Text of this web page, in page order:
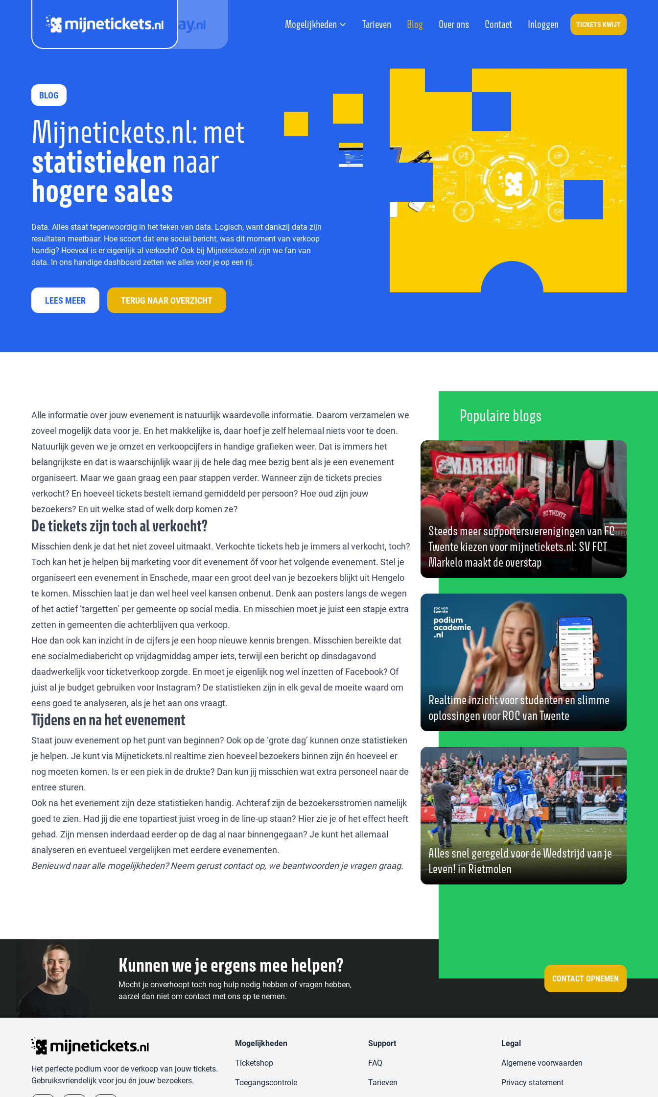
Mogelijkheden Tarieven Blog Over ons Contact Inloggen TICKETS KWIJT
BLOG
Mijnetickets.nl: met
statistieken naar
hogere sales
Data. Alles staat tegenwoordig in het teken van data. Logisch, want dankzij data zijn
resultaten meetbaar. Hoe scoort dat ene social bericht, was dit moment van verkoop
handig? Hoeveel is er eigenlijk al verkocht? Ook bij Mijnetickets.nl zijn we fan van
data. In ons handige dashboard zetten we alles voor je op een rij.
LEES MEER TERUG NAAR OVERZICHT
Alle informatie over jouw evenement is natuurlijk waardevolle informatie. Daarom verzamelen we
zoveel mogelijk data voor je. En het makkelijke is, daar hoef je zelf helemaal niets voor te doen.
Natuurlijk geven we je omzet en verkoopcijfers in handige grafieken weer. Dat is immers het
belangrijkste en dat is waarschijnlijk waar jij de hele dag mee bezig bent als je een evenement
organiseert. Maar we gaan graag een paar stappen verder. Wanneer zijn de tickets precies
verkocht? En hoeveel tickets bestelt iemand gemiddeld per persoon? Hoe oud zijn jouw
bezoekers? En uit welke stad of welk dorp komen ze?
De tickets zijn toch al verkocht?
Misschien denk je dat het niet zoveel uitmaakt. Verkochte tickets heb je immers al verkocht, toch?
Toch kan het je helpen bij marketing voor dit evenement óf voor het volgende evenement. Stel je
organiseert een evenement in Enschede, maar een groot deel van je bezoekers blijkt uit Hengelo
te komen. Misschien laat je dan wel heel veel kansen onbenut. Denk aan posters langs de wegen
of het actief ‘targetten’ per gemeente op social media. En misschien moet je juist een stapje extra
zetten in gemeenten die achterblijven qua verkoop.
Hoe dan ook kan inzicht in de cijfers je een hoop nieuwe kennis brengen. Misschien bereikte dat
ene socialmediabericht op vrijdagmiddag amper iets, terwijl een bericht op dinsdagavond
daadwerkelijk voor ticketverkoop zorgde. En moet je eigenlijk nog wel inzetten of Facebook? Of
juist al je budget gebruiken voor Instagram? De statistieken zijn in elk geval de moeite waard om
eens goed te analyseren, als je het aan ons vraagt.
Tijdens en na het evenement
Staat jouw evenement op het punt van beginnen? Ook op de ‘grote dag’ kunnen onze statistieken
je helpen. Je kunt via Mijnetickets.nl realtime zien hoeveel bezoekers binnen zijn én hoeveel er
nog moeten komen. Is er een piek in de drukte? Dan kun jij misschien wat extra personeel naar de
entree sturen.
Ook na het evenement zijn deze statistieken handig. Achteraf zijn de bezoekersstromen namelijk
goed te zien. Had jij die ene topartiest juist vroeg in de line-up staan? Hier zie je of het effect heeft
gehad. Zijn mensen inderdaad eerder op de dag al naar binnengegaan? Je kunt het allemaal
analyseren en eventueel vergelijken met eerdere evenementen.
Benieuwd naar alle mogelijkheden? Neem gerust contact op, we beantwoorden je vragen graag.
Populaire blogs
Steeds meer supportersverenigingen van FC
Twente kiezen voor mijnetickets.nl: SV FCT
Markelo maakt de overstap
Realtime inzicht voor studenten en slimme
oplossingen voor ROC van Twente
Alles snel geregeld voor de Wedstrijd van je
Leven! in Rietmolen
Kunnen we je ergens mee helpen?
Mocht je onverhoopt toch nog hulp nodig hebben of vragen hebben,
aarzel dan niet om contact met ons op te nemen.
CONTACT OPNEMEN
Het perfecte podium voor de verkoop van jouw tickets.
Gebruiksvriendelijk voor jou én jouw bezoekers.
Mogelijkheden
Ticketshop
Toegangscontrole
Support
FAQ
Tarieven
Legal
Algemene voorwaarden
Privacy statement